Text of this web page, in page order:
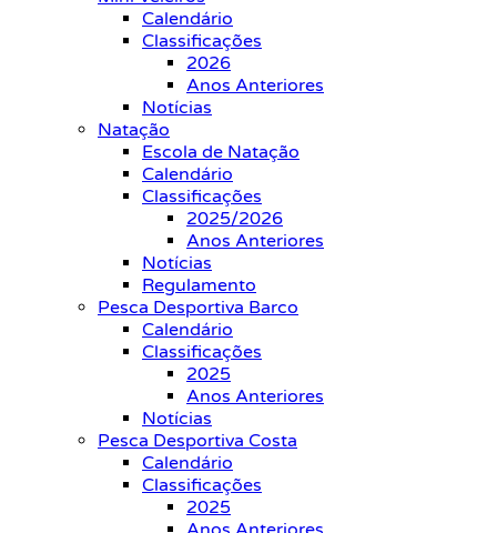
Calendário
Classificações
2026
Anos Anteriores
Notícias
Natação
Escola de Natação
Calendário
Classificações
2025/2026
Anos Anteriores
Notícias
Regulamento
Pesca Desportiva Barco
Calendário
Classificações
2025
Anos Anteriores
Notícias
Pesca Desportiva Costa
Calendário
Classificações
2025